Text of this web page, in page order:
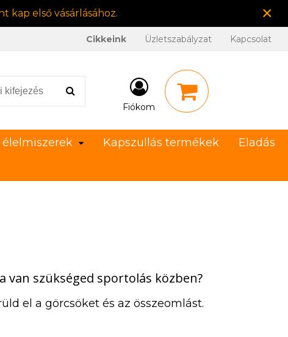
első vásárlásához. ×
Cikkeink Üzletszabályzat Kapcsolat
Fiókom
élelmiszerek Kapszullás termékek
Eladás
szükséged sportolás közben?
el a görcsöket és az összeomlást.